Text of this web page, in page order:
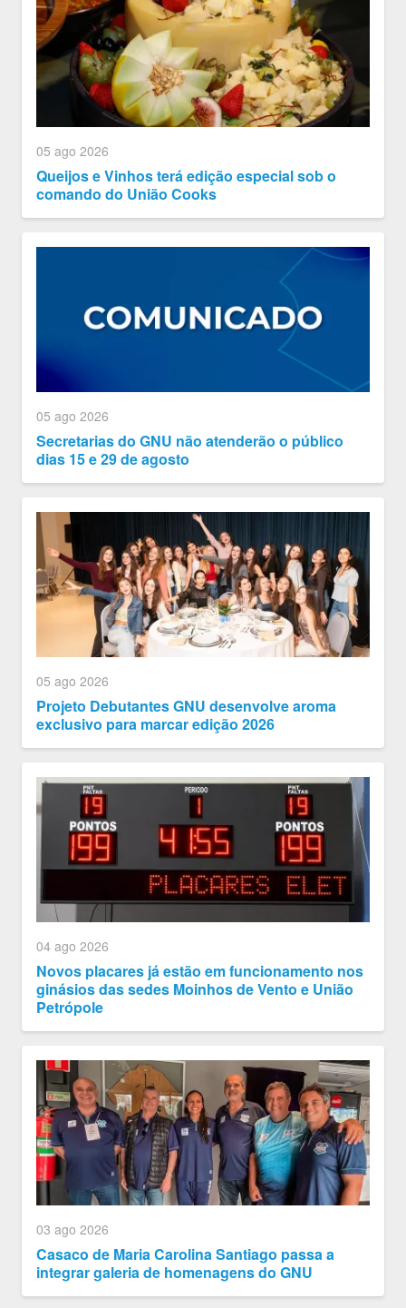
05 ago 2026
Queijos e Vinhos terá edição especial sob o
comando do União Cooks
05 ago 2026
Secretarias do GNU não atenderão o público
dias 15 e 29 de agosto
05 ago 2026
Projeto Debutantes GNU desenvolve aroma
exclusivo para marcar edição 2026
04 ago 2026
Novos placares já estão em funcionamento nos
ginásios das sedes Moinhos de Vento e União
Petrópole
03 ago 2026
Casaco de Maria Carolina Santiago passa a
integrar galeria de homenagens do GNU